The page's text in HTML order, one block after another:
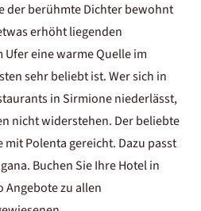
der berühmte Dichter bewohnt
erhöht liegenden
eine warme Quelle im
sehr beliebt ist. Wer sich in
in Sirmione niederlässt,
nicht widerstehen. Der beliebte
Polenta gereicht. Dazu passt
Buchen Sie Ihre Hotel in
Angebote zu allen